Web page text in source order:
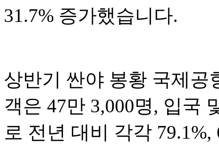
31.7% 증가했습니다.
상반기 싼야 봉황 국제공
객은 47만 3,000명, 입국
로 전년 대비 각각